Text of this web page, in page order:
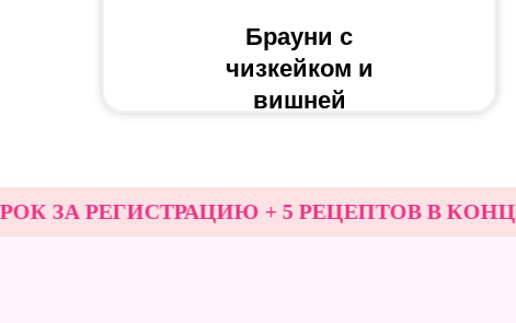
Брауни с
чизкейком и
вишней
РЕГИСТРАЦИЮ + 5 РЕЦЕПТОВ В КОНЦЕ